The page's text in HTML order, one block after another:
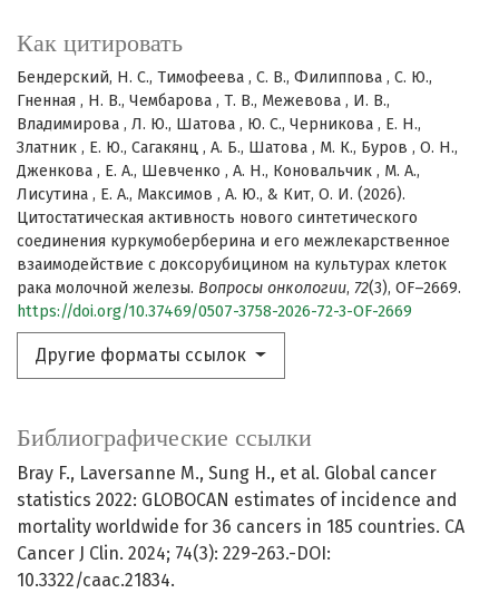
Как цитировать
Бендерский, Н. С., Тимофеева , С. В., Филиппова , С. Ю.,
Гненная , Н. В., Чембарова , Т. В., Межевова , И. В.,
Владимирова , Л. Ю., Шатова , Ю. С., Черникова , Е. Н.,
Златник , Е. Ю., Сагакянц , А. Б., Шатова , М. К., Буров , О. Н.,
Дженкова , Е. А., Шевченко , А. Н., Коновальчик , М. А.,
Лисутина , Е. А., Максимов , А. Ю., & Кит, О. И. (2026).
Цитостатическая активность нового синтетического
соединения куркумоберберина и его межлекарственное
взаимодействие с доксорубицином на культурах клеток
рака молочной железы. Вопросы онкологии, 72(3), OF–2669.
https://doi.org/10.37469/0507-3758-2026-72-3-OF-2669
Другие форматы ссылок
Библиографические ссылки
Bray F., Laversanne M., Sung H., et al. Global cancer
statistics 2022: GLOBOCAN estimates of incidence and
mortality worldwide for 36 cancers in 185 countries. CA
Cancer J Clin. 2024; 74(3): 229-263.-DOI:
10.3322/caac.21834.